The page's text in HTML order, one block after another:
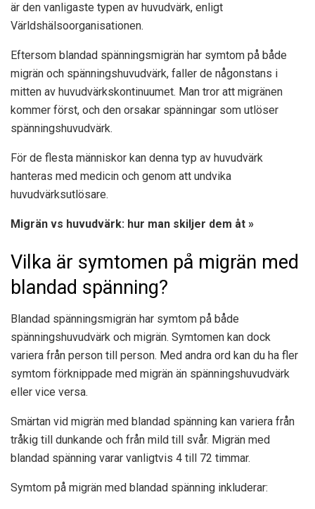
är den vanligaste typen av huvudvärk, enligt
Världshälsoorganisationen.
Eftersom blandad spänningsmigrän har symtom på både
migrän och spänningshuvudvärk, faller de någonstans i
mitten av huvudvärkskontinuumet. Man tror att migränen
kommer först, och den orsakar spänningar som utlöser
spänningshuvudvärk.
För de flesta människor kan denna typ av huvudvärk
hanteras med medicin och genom att undvika
huvudvärksutlösare.
Migrän vs huvudvärk: hur man skiljer dem åt »
Vilka är symtomen på migrän med
blandad spänning?
Blandad spänningsmigrän har symtom på både
spänningshuvudvärk och migrän. Symtomen kan dock
variera från person till person. Med andra ord kan du ha fler
symtom förknippade med migrän än spänningshuvudvärk
eller vice versa.
Smärtan vid migrän med blandad spänning kan variera från
tråkig till dunkande och från mild till svår. Migrän med
blandad spänning varar vanligtvis 4 till 72 timmar.
Symtom på migrän med blandad spänning inkluderar: